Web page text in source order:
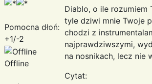
Pomocna dłoń:
+1/-2
Offline
Diablo, o ile
tyle dziwi mnie Twoje
chodzi z
najprawdziwszymi,
na nosnikach, lecz nie
Cytat: